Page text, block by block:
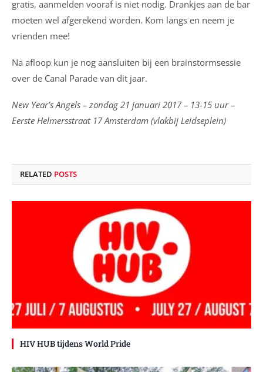
gratis, aanmelden vooraf is niet nodig. Drankjes aan de bar
moeten wel afgerekend worden. Kom langs en neem je
vrienden mee!
Na afloop kun je nog aansluiten bij een brainstormsessie
over de Canal Parade van dit jaar.
New Year’s Angels – zondag 21 januari 2017 – 13-15 uur –
Eerste Helmersstraat 17 Amsterdam (vlakbij Leidseplein)
RELATED POSTS
HIV HUB tijdens World Pride